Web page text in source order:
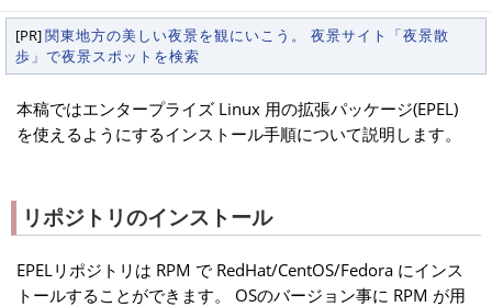
[PR]関東地方の美しい夜景を観にいこう。 夜景サイト「夜景散
歩」で夜景スポットを検索
本稿ではエンタープライズ Linux 用の拡張パッケージ(EPEL)
を使えるようにするインストール手順について説明します。
リポジトリのインストール
EPELリポジトリは RPM で RedHat/CentOS/Fedora にインス
トールすることができます。 OSのバージョン事に RPM が用